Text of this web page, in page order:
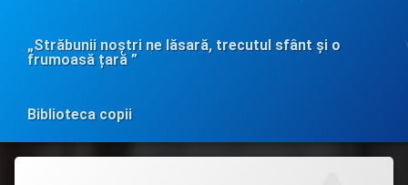
„Străbunii noștri ne lăsară, trecutul sfânt și o
frumoasă țară ”
Biblioteca copii